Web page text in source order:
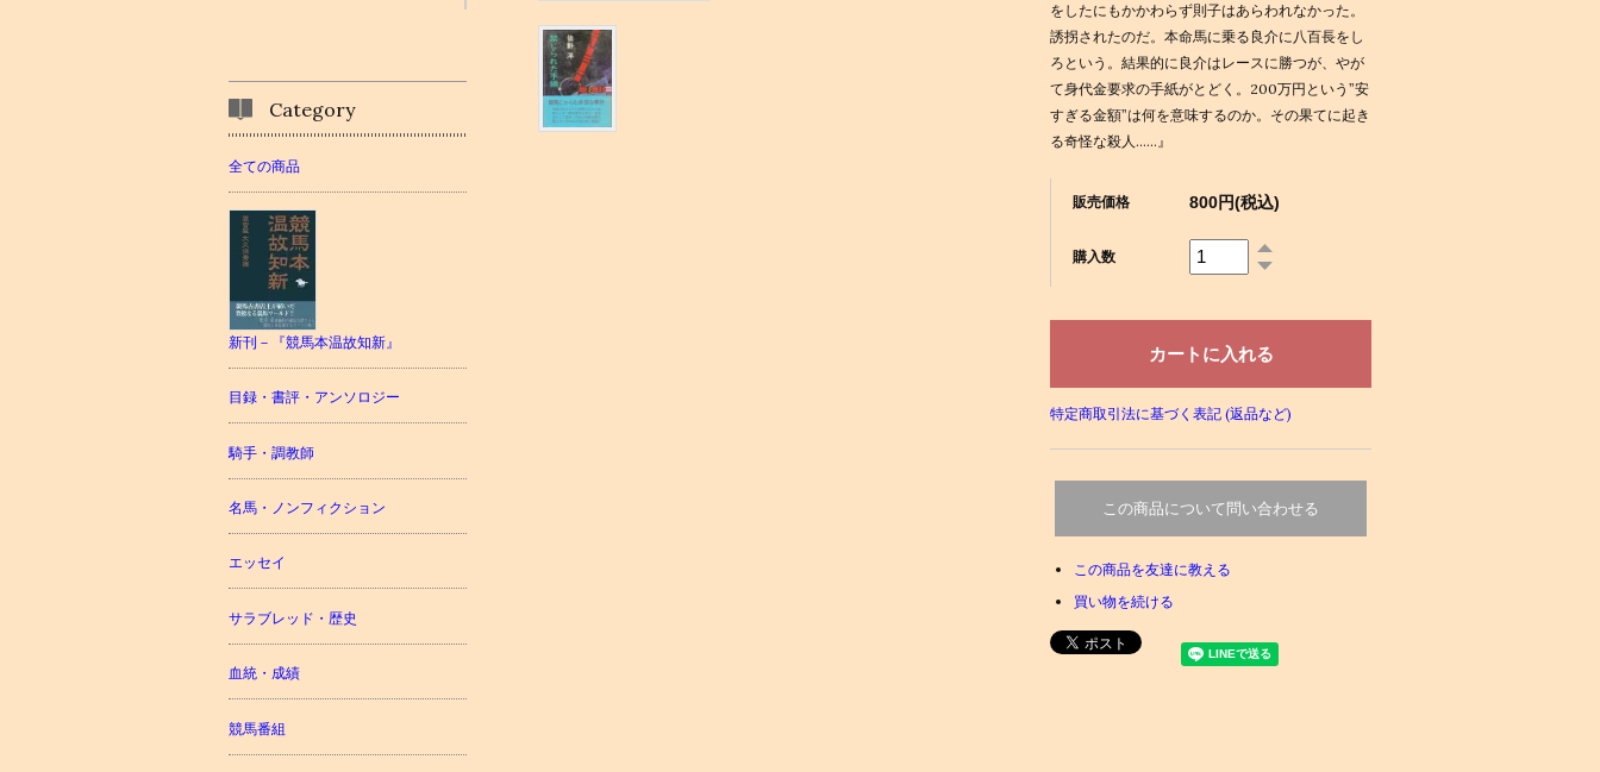
をしたにもかかわらず則子はあらわれなかった。
誘拐されたのだ。本命馬に乗る良介に八百長をし
ろという。結果的に良介はレースに勝つが、やが
て身代金要求の手紙がとどく。200万円という”安
すぎる金額”は何を意味するのか。その果てに起き
る奇怪な殺人……』
販売価格 800円(税込)
購入数
特定商取引法に基づく表記 (返品など)
この商品について問い合わせる
この商品を友達に教える
買い物を続ける
Category
全ての商品
新刊－『競馬本温故知新』
目録・書評・アンソロジー
騎手・調教師
名馬・ノンフィクション
エッセイ
サラブレッド・歴史
血統・成績
競馬番組